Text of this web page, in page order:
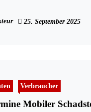
25. September 2025
Verbraucher
Mobiler